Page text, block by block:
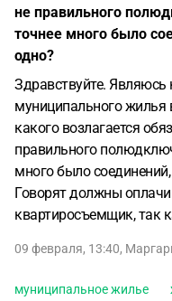
не правильного
точнее много было
одно?
Здравствуйте.
муниципального
какого возлагается
правильного
много было
Говорят должны
квартиросъемщик, так
09 февраля, 13:40,
муниципальное жилье